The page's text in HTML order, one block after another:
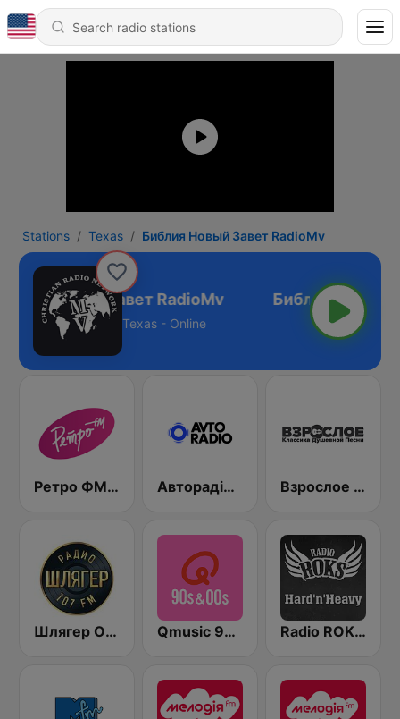
Stations Texas Библия Новый Завет RadioMv
Новый Завет RadioMv
Texas - Online
Ретро ФМ | Retro FM Авторадіо (Avto Radio) Взрослое Радио.Шансон
Шлягер Одесса Qmusic 90's & 00's Radio ROKS Hard'n'Heavy